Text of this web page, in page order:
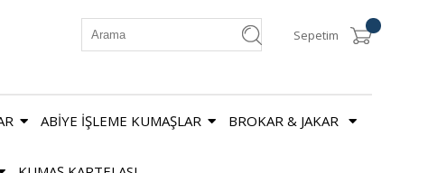
Sepetim
ABİYE İŞLEME KUMAŞLAR BROKAR & JAKAR